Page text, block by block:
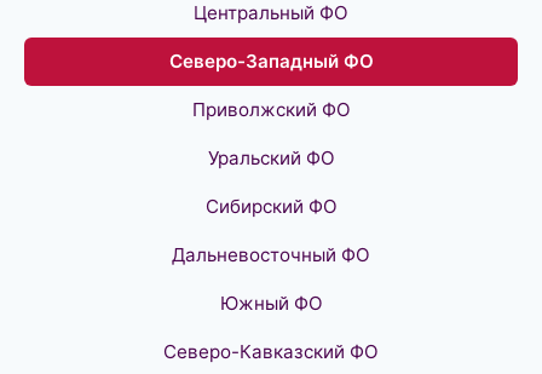
Центральный ФО
Северо-Западный ФО
Приволжский ФО
Уральский ФО
Сибирский ФО
Дальневосточный ФО
Южный ФО
Северо-Кавказский ФО